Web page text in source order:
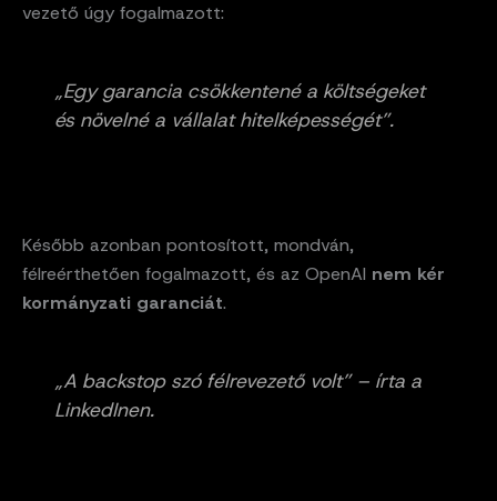
vezető úgy fogalmazott:
„Egy garancia csökkentené a költségeket
és növelné a vállalat hitelképességét”.
Később azonban pontosított, mondván,
félreérthetően fogalmazott, és az OpenAI nem kér
kormányzati garanciát.
„A backstopszó félrevezető volt” – írta a
LinkedInen.